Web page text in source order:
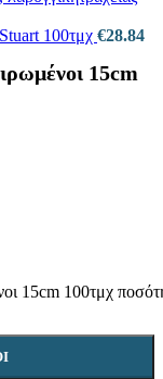
100τμχ €28.84
15cm
15cm 100τμχ